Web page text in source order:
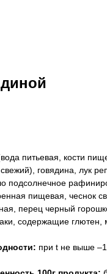
питьевая, кости
говядина, лук
подсолнечное
пищевая, чеснок
перец черный
содержащие глютен,
при t не выше